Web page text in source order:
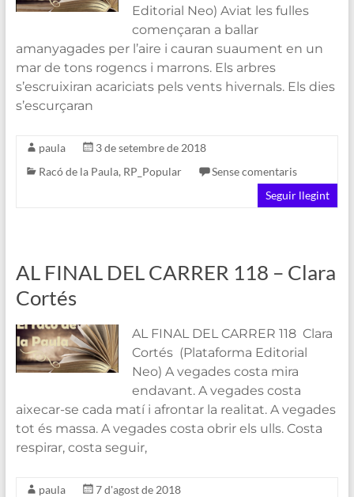
Editorial Neo) Aviat les fulles
començaran a ballar
amanyagades per l’aire i cauran suaument en un
mar de tons rogencs i marrons. Els arbres
s’escruixiran acariciats pels vents hivernals. Els dies
s’escurçaran
paula
3 de setembre de 2018
Racó de la Paula, RP_Popular
Sense comentaris
Seguir llegint
AL FINAL DEL CARRER 118 – Clara
Cortés
AL FINAL DEL CARRER 118 Clara
Cortés (Plataforma Editorial
Neo) A vegades costa mira
endavant. A vegades costa
aixecar-se cada matí i afrontar la realitat. A vegades
tot és massa. A vegades costa obrir els ulls. Costa
respirar, costa seguir,
paula
7 d'agost de 2018